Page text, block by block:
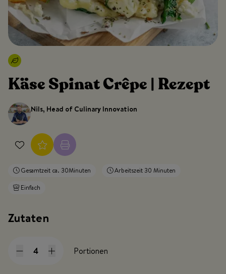
Käse Spinat Crêpe | Rezept
Nils, Head of Culinary Innovation
Gesamtzeit ca. 30Minuten
Arbeitszeit 30 Minuten
Einfach
Zutaten
Portionen